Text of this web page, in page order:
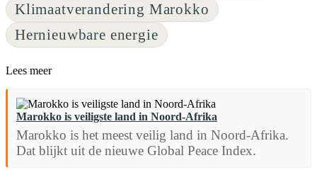
Klimaatverandering Marokko
Hernieuwbare energie
Lees meer
Marokko is veiligste land in Noord-Afrika
Marokko is het meest veilig land in Noord-Afrika.
Dat blijkt uit de nieuwe Global Peace Index.